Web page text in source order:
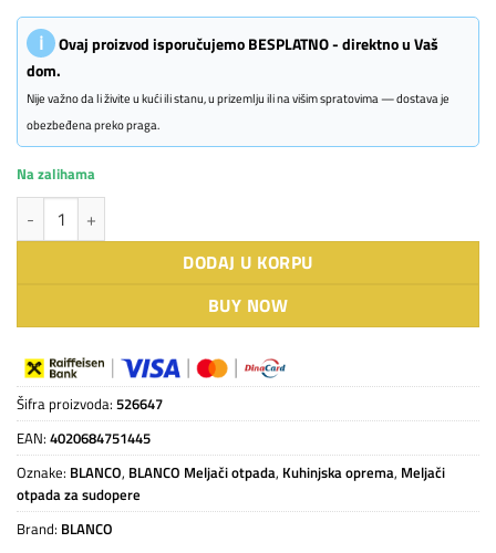
ℹ
Ovaj proizvod isporučujemo BESPLATNO - direktno u Vaš
dom.
Nije važno da li živite u kući ili stanu, u prizemlju ili na višim spratovima — dostava je
obezbeđena preko praga.
Na zalihama
Blanco FWD Medium MELJAČ količina
DODAJ U KORPU
BUY NOW
Šifra proizvoda: 526647
EAN: 4020684751445
Oznake: BLANCO, BLANCO Meljači otpada, Kuhinjska oprema, Meljači
otpada za sudopere
Brand: BLANCO